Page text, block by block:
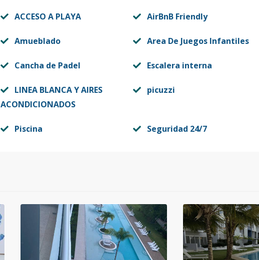
ACCESO A PLAYA AirBnB Friendly
Amueblado Area De Juegos Infantiles
Cancha de Padel Escalera interna
LINEA BLANCA Y AIRES
ACONDICIONADOS
picuzzi
Piscina Seguridad 24/7